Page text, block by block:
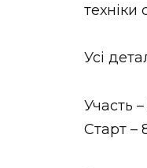
техніки
Усі
Участь
Старт –